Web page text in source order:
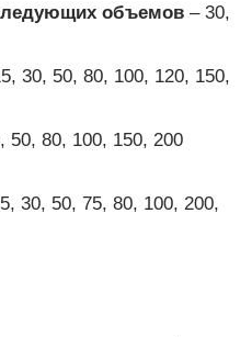
объемов– 30,
30, 50, 80, 100, 120, 150,
50, 80, 100, 150, 200
30, 50, 75, 80, 100, 200,